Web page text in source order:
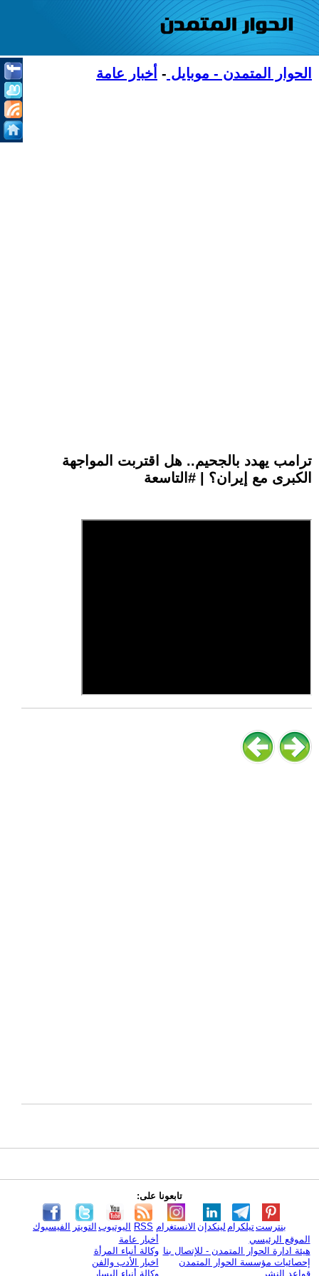
الحوار المتمدن - موبايل - أخبار عامة
ترامب يهدد بالجحيم.. هل اقتربت المواجهة
الكبرى مع إيران؟ | #التاسعة
تابعونا على:
الفيسبوك التويتر اليوتيوب RSS الانستغرام لينكدإن تيلكرامبنترست
الموقع الرئيسي
هيئة ادارة الحوار المتمدن - للإتصال بنا
إحصائيات مؤسسة الحوار المتمدن
قواعد النشر
أخبار عامة
وكالة أنباء المرأة
اخبار الأدب والفن
وكالة أنباء اليسار